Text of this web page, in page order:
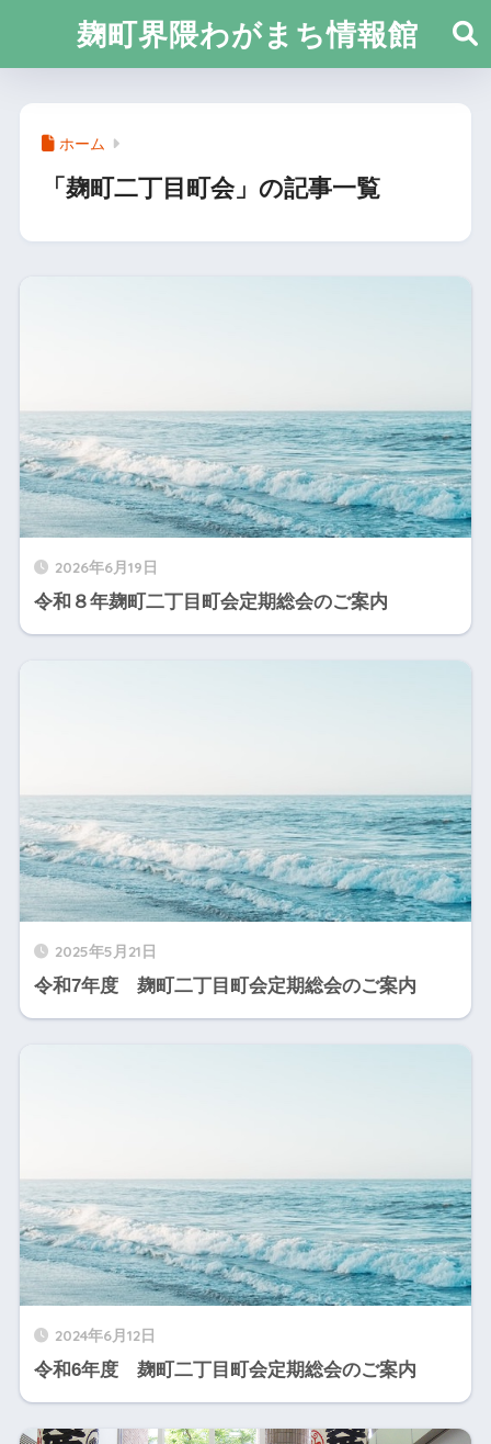
麹町界隈わがまち情報館
ホーム
「麹町二丁目町会」の記事一覧
2026年6月19日
令和８年麹町二丁目町会定期総会のご案内
2025年5月21日
令和7年度 麹町二丁目町会定期総会のご案内
2024年6月12日
令和6年度 麹町二丁目町会定期総会のご案内